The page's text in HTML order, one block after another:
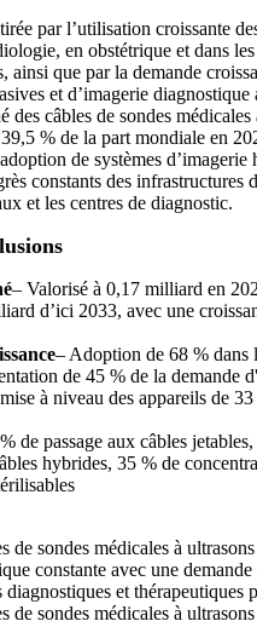
par l’utilisation croissante
en obstétrique et dans
ainsi que par la demande
et d’imagerie diagnostique
des câbles de sondes médicales
% de la part mondiale en
de systèmes d’imagerie
constants des infrastructures
et les centres de diagnostic.
– Valorisé à 0,17 milliard en
d’ici 2033, avec une
– Adoption de 68 % dans
de 45 % de la demande
à niveau des appareils de
de passage aux câbles
hybrides, 35 % de
de sondes médicales à
constante avec une demande
et thérapeutiques
de sondes médicales à ultrasons